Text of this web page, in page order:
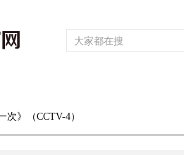
际 体育 电影
次》（CCTV-4）